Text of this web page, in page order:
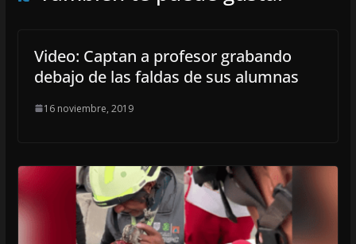
Video: Captan a profesor grabando
debajo de las faldas de sus alumnas
16 noviembre, 2019